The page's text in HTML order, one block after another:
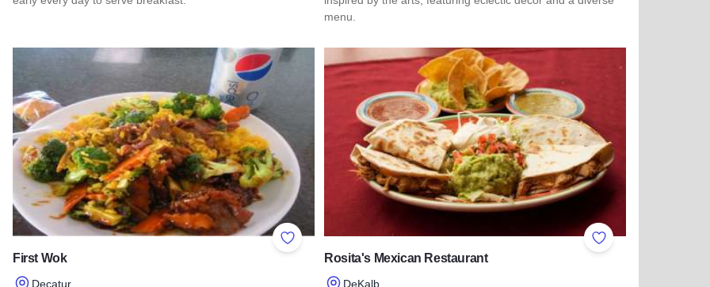
menu.
Read more about Arthouse
Add to Favorites
First Wok
Decatur
Add to Favorites
Rosita's Mexican Restaurant
DeKalb